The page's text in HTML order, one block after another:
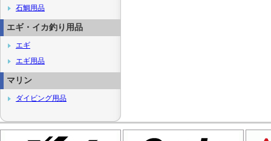
石鯛用品
エギ・イカ釣り用品
エギ
エギ用品
マリン
ダイビング用品